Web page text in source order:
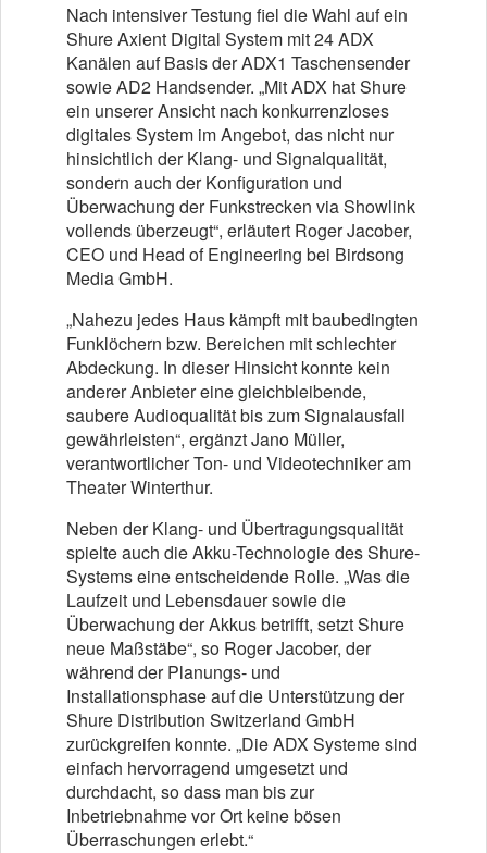
Nach intensiver Testung fiel die Wahl auf ein
Shure Axient Digital System mit 24 ADX
Kanälen auf Basis der ADX1 Taschensender
sowie AD2 Handsender. „Mit ADX hat Shure
ein unserer Ansicht nach konkurrenzloses
digitales System im Angebot, das nicht nur
hinsichtlich der Klang- und Signalqualität,
sondern auch der Konfiguration und
Überwachung der Funkstrecken via Showlink
vollends überzeugt“, erläutert Roger Jacober,
CEO und Head of Engineering bei Birdsong
Media GmbH.
„Nahezu jedes Haus kämpft mit baubedingten
Funklöchern bzw. Bereichen mit schlechter
Abdeckung. In dieser Hinsicht konnte kein
anderer Anbieter eine gleichbleibende,
saubere Audioqualität bis zum Signalausfall
gewährleisten“, ergänzt Jano Müller,
verantwortlicher Ton- und Videotechniker am
Theater Winterthur.
Neben der Klang- und Übertragungsqualität
spielte auch die Akku-Technologie des Shure-
Systems eine entscheidende Rolle. „Was die
Laufzeit und Lebensdauer sowie die
Überwachung der Akkus betrifft, setzt Shure
neue Maßstäbe“, so Roger Jacober, der
während der Planungs- und
Installationsphase auf die Unterstützung der
Shure Distribution Switzerland GmbH
zurückgreifen konnte. „Die ADX Systeme sind
einfach hervorragend umgesetzt und
durchdacht, so dass man bis zur
Inbetriebnahme vor Ort keine bösen
Überraschungen erlebt.“